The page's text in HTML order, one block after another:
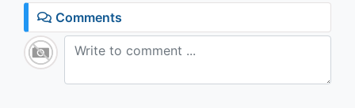
Hepsi çöp korkma dök
Gidenlere uymayı kabul et
Gel hadi beni sök
Ben hiç uyudum mu?
Comments